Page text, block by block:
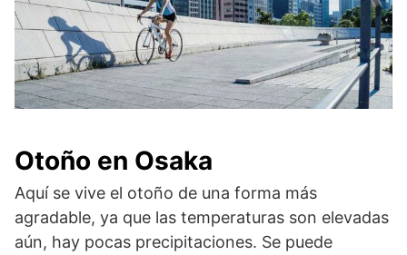
Otoño en Osaka
Aquí se vive el otoño de una forma más
agradable, ya que las temperaturas son elevadas
aún, hay pocas precipitaciones. Se puede